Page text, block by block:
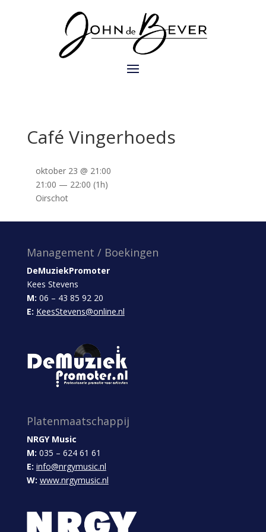
Café Vingerhoeds
oktober 23 @ 21:00
21:00 — 22:00 (1h)
Oirschot
Management / Boekingen
DeMuziekPromoter
Kees Stevens
M: 06 – 43 85 92 20
E: KeesStevens@online.nl
Platenmaatschappij
NRGY Music
M: 035 – 624 61 61
E: info@nrgymusic.nl
W: www.nrgymusic.nl